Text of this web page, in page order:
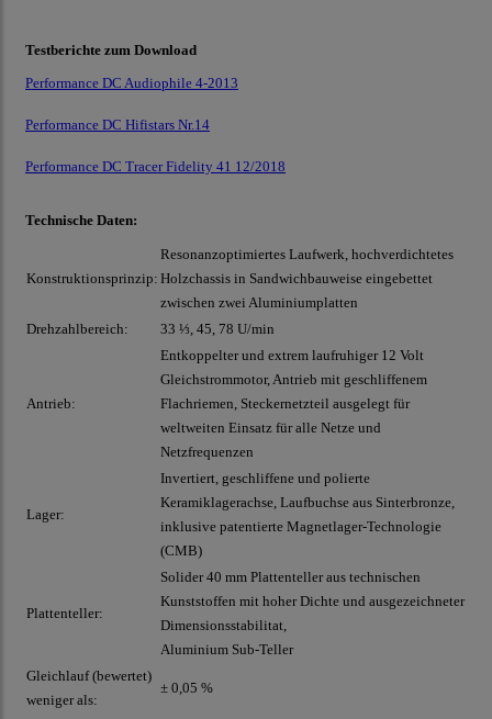
Testberichte zum Download
Performance DC Audiophile 4-2013
Performance DC Hifistars Nr.14
Performance DC Tracer Fidelity 41 12/2018
Technische Daten:
Konstruktionsprinzip:
Resonanzoptimiertes Laufwerk, hochverdichtetes
Holzchassis in Sandwichbauweise eingebettet
zwischen zwei Aluminiumplatten
Drehzahlbereich:
33 ⅓, 45, 78 U/min
Antrieb:
Entkoppelter und extrem laufruhiger 12 Volt
Gleichstrommotor, Antrieb mit geschliffenem
Flachriemen, Steckernetzteil ausgelegt für
weltweiten Einsatz für alle Netze und
Netzfrequenzen
Lager:
Invertiert, geschliffene und polierte
Keramiklagerachse, Laufbuchse aus Sinterbronze,
inklusive patentierte Magnetlager-Technologie
(CMB)
Plattenteller:
Solider 40 mm Plattenteller aus technischen
Kunststoffen mit hoher Dichte und ausgezeichneter
Dimensionsstabilitat,
Aluminium Sub-Teller
Gleichlauf (bewertet)
weniger als:
± 0,05 %